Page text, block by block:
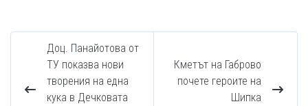
Доц. Панайотова от
ТУ показва нови
творения на една
кука в Дечковата
Кметът на Габрово
почете героите на
Шипка